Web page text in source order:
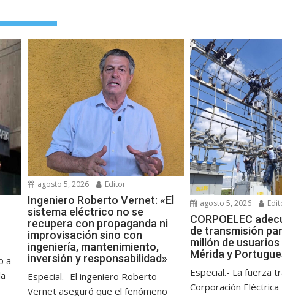
a
agosto 5, 2026 Editor
Ingeniero Roberto Vernet: «El
sistema eléctrico no se
recupera con propaganda ni
improvisación sino con
ingeniería, mantenimiento,
inversión y responsabilidad»
Especial.- El ingeniero Roberto
Vernet aseguró que el fenómeno
agosto 5, 2026
CORPOELEC
de transmisión
millón de usuarios
Mérida y
Especial.- La fuerza
Corporación Eléctrica